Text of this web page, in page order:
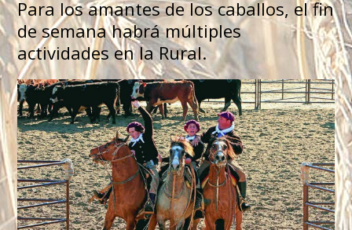
Para los amantes de los caballos, el fin
de semana habrá múltiples
actividades en la Rural.